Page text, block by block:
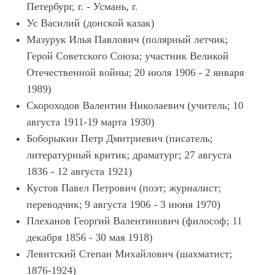
Петербург, г. - Усмань, г.
Ус Василий (донской казак)
Мазурук Илья Павлович (полярный летчик;
Герой Советского Союза; участник Великой
Отечественной войны; 20 июля 1906 - 2 января
1989)
Скороходов Валентин Николаевич (учитель; 10
августа 1911-19 марта 1930)
Боборыкин Петр Дмитриевич (писатель;
литературный критик; драматург; 27 августа
1836 - 12 августа 1921)
Кустов Павел Петрович (поэт; журналист;
переводчик; 9 августа 1906 - 3 июня 1970)
Плеханов Георгий Валентинович (философ; 11
декабря 1856 - 30 мая 1918)
Левитский Степан Михайлович (шахматист;
1876-1924)